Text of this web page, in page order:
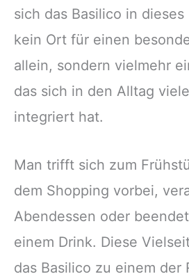
sich das Basilico in
kein Ort für einen
allein, sondern vielmehr
das sich in den Alltag
integriert hat.
Man trifft sich zum
dem Shopping vorbei,
Abendessen oder
einem Drink. Diese
das Basilico zu einem der